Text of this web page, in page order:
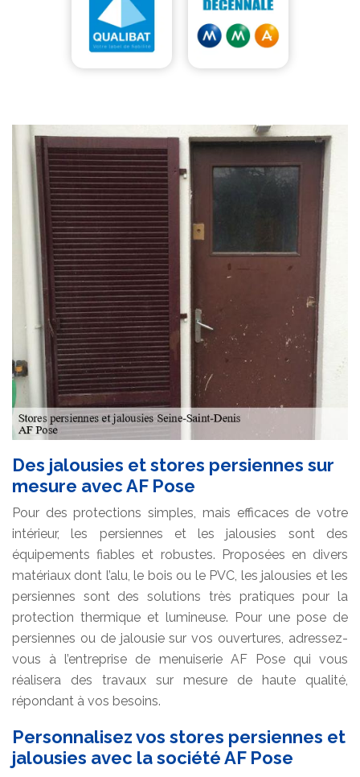
Des jalousies et stores persiennes sur
mesure avec AF Pose
Pour des protections simples, mais efficaces de votre
intérieur, les persiennes et les jalousies sont des
équipements fiables et robustes. Proposées en divers
matériaux dont l’alu, le bois ou le PVC, les jalousies et les
persiennes sont des solutions très pratiques pour la
protection thermique et lumineuse. Pour une pose de
persiennes ou de jalousie sur vos ouvertures, adressez-
vous à l’entreprise de menuiserie AF Pose qui vous
réalisera des travaux sur mesure de haute qualité,
répondant à vos besoins.
Personnalisez vos stores persiennes et
jalousies avec la société AF Pose